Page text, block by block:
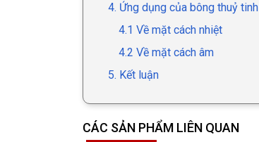
4. Ứng dụng của bông thuỷ tinh
4.1 Về mặt cách nhiệt
4.2 Về mặt cách âm
5. Kết luận
CÁC SẢN PHẨM LIÊN QUAN